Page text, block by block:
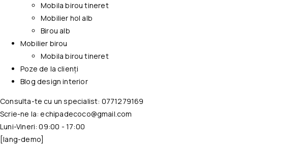
Mobila birou tineret
Mobilier hol alb
Birou alb
Mobilier birou
Mobila birou tineret
Poze de la clienți
Blog design interior
Consulta-te cu un specialist: 0771279169
Scrie-ne la:echipadecoco@gmail.com
Luni-Vineri: 09:00 - 17:00
[lang-demo]